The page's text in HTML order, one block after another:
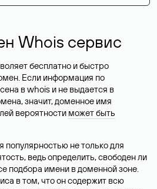
Whois сервис
бесплатно и быстро
Если информация по
в whois и не выдается в
значит, доменное имя
вероятности может быть
популярностью не только для
ведь определить, свободен ли
подбора имени в доменной зоне.
в том, что он содержит всю